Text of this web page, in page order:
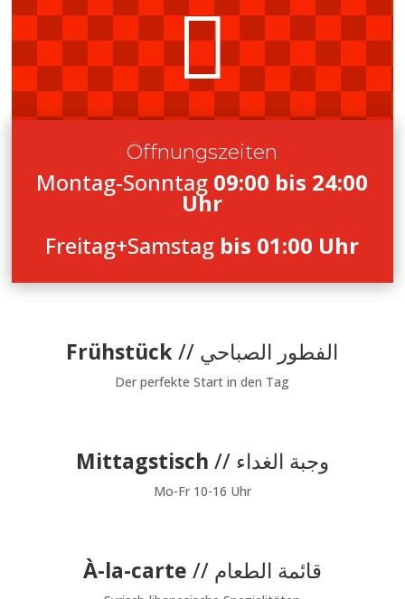

Öffnungszeiten
Montag-Sonntag 09:00 bis 24:00
Uhr
Freitag+Samstag bis 01:00 Uhr
Frühstück // الفطور الصباحي
Der perfekte Start in den Tag
Mittagstisch // وجبة الغداء
Mo-Fr 10-16 Uhr
À-la-carte // قائمة الطعام